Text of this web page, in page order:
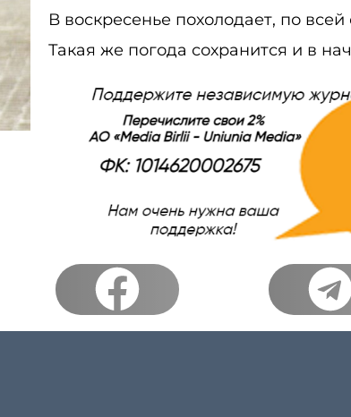
В воскресенье похолодает, по
Такая же погода сохранится и в